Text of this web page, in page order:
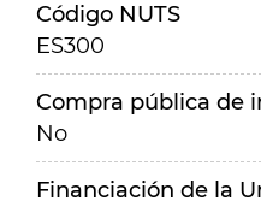
Código NUTS
ES300
Compra pública de
No
Financiación de la